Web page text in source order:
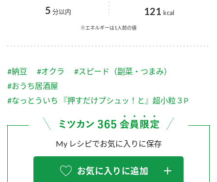
ふりかけ おすしの素
Fibee
つゆ
納豆のサイト
PIN印
三ツ判山吹
スペシャルサイト
お酢を知ろう！
ミツカンの歴史
環境への取り組み
ZENB initiative
各部門が大切にしていること
お客様相談センター
お客様の声をいかしました
販売終了製品のご案内
よくあるご質問
5 分以内 121 kcal
※エネルギーは1人前の値
#納豆 #オクラ
#スピード（副菜・つまみ）
#おうち居酒屋
#なっとういち 『押すだけプシュッ！と』超小粒３P
My レシピでお気に入りに保存
お気に入りに追加